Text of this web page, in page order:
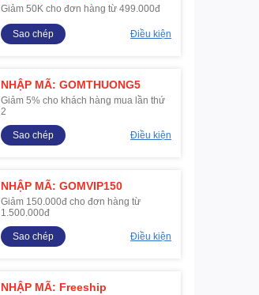
Giảm 50K cho đơn hàng từ 499.000đ
Sao chép Điều kiện
NHẬP MÃ: GOMTHUONG5
Giảm 5% cho khách hàng mua lần thứ
2
Sao chép
Điều kiện
NHẬP MÃ: GOMVIP150
Giảm 150.000đ cho đơn hàng từ
1.500.000đ
Sao chép
Điều kiện
NHẬP MÃ: Freeship